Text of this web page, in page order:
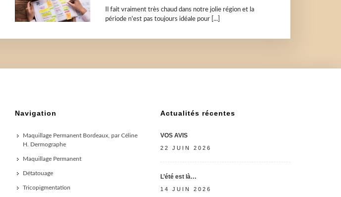
Il fait vraiment très chaud dans notre jolie région et la
période n'est pas toujours idéale pour [...]
Navigation
Maquillage Permanent Bordeaux, par Céline
H. Dermographe
Maquillage Permanent
Détatouage
Tricopigmentation
Actualités récentes
VOS AVIS
22 JUIN 2026
L’été est là…
14 JUIN 2026